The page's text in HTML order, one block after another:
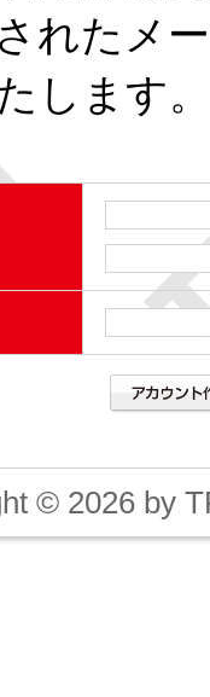
れたメ
します
© 2026 by